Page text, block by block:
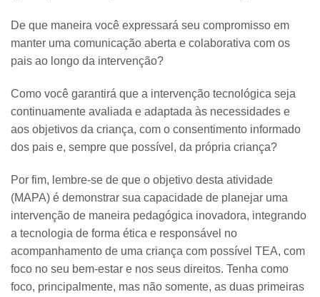
De que maneira você expressará seu compromisso em
manter uma comunicação aberta e colaborativa com os
pais ao longo da intervenção?
Como você garantirá que a intervenção tecnológica seja
continuamente avaliada e adaptada às necessidades e
aos objetivos da criança, com o consentimento informado
dos pais e, sempre que possível, da própria criança?
Por fim, lembre-se de que o objetivo desta atividade
(MAPA) é demonstrar sua capacidade de planejar uma
intervenção de maneira pedagógica inovadora, integrando
a tecnologia de forma ética e responsável no
acompanhamento de uma criança com possível TEA, com
foco no seu bem-estar e nos seus direitos. Tenha como
foco, principalmente, mas não somente, as duas primeiras